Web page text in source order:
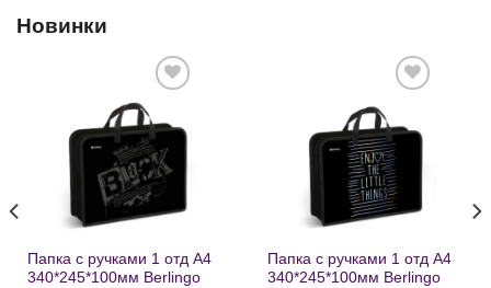
Новинки
Добавить
в список
желаний
Папка с ручками 1 отд А4
340*245*100мм Berlingo
Добавить
в список
желаний
Папка с ручками 1 отд А4
340*245*100мм Berlingo